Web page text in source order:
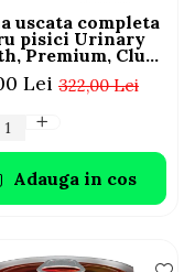
uscata completa
pisici Urinary
Premium, Club
14 kg
322,00 Lei
Lei
Adauga in cos